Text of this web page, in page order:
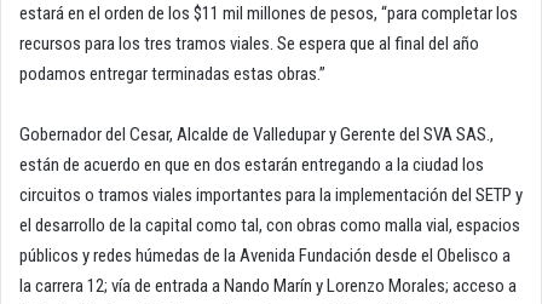
estará en el orden de los $11 mil millones de pesos, “para completar los
recursos para los tres tramos viales. Se espera que al final del año
podamos entregar terminadas estas obras.”
Gobernador del Cesar, Alcalde de Valledupar y Gerente del SVA SAS.,
están de acuerdo en que en dos estarán entregando a la ciudad los
circuitos o tramos viales importantes para la implementación del SETP y
el desarrollo de la capital como tal, con obras como malla vial, espacios
públicos y redes húmedas de la Avenida Fundación desde el Obelisco a
la carrera 12; vía de entrada a Nando Marín y Lorenzo Morales; acceso a